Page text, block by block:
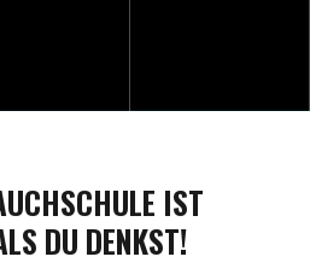
IST
DU DENKST!